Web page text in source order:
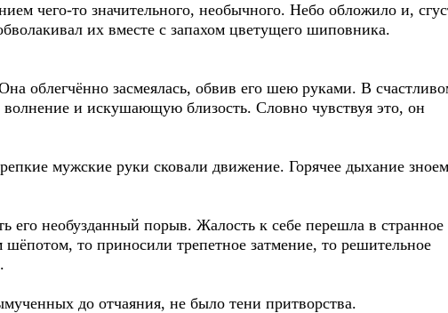
чего-то значительного, необычного. Небо обложило и,
их вместе с запахом цветущего шиповника.
облегчённо засмеялась, обвив его шею руками. В
и искушающую близость. Словно чувствуя это, он
мужские руки сковали движение. Горячее дыхание
его необузданный порыв. Жалость к себе перешла в странное
то приносили трепетное затмение, то решительное
до отчаяния, не было тени притворства.